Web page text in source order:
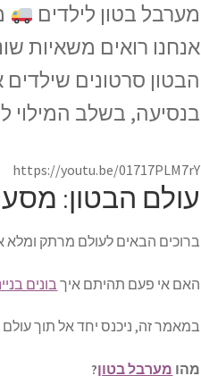
מערבל בטון לילדים
אנחנו רואים משאיות
הבטון סרטונים
בנסיעה, בשלב המילוי
https://youtu.be/01717PLM7rY
עולם הבטון:
ברוכים הבאים לעולם מרתק ומלא
האם אי פעם תהיתם איך בונים
במאמר זה, ניכנס יחד אל תוך
מהו מערבל בטון?